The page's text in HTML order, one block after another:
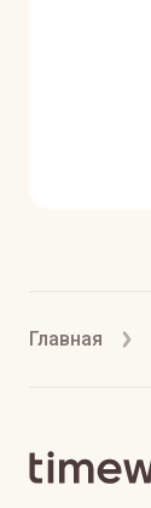
Главная